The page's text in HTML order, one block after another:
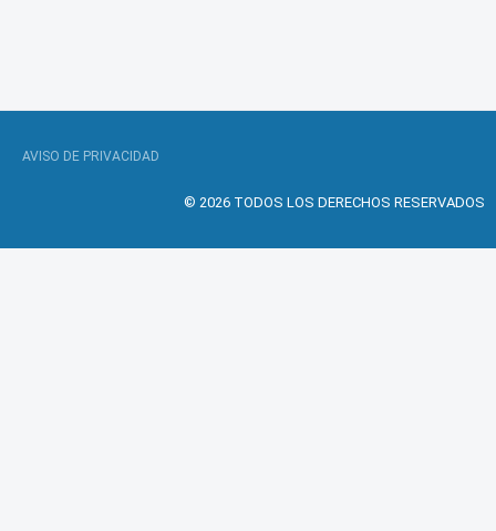
AVISO DE PRIVACIDAD
© 2026 TODOS LOS DERECHOS RESERVADOS